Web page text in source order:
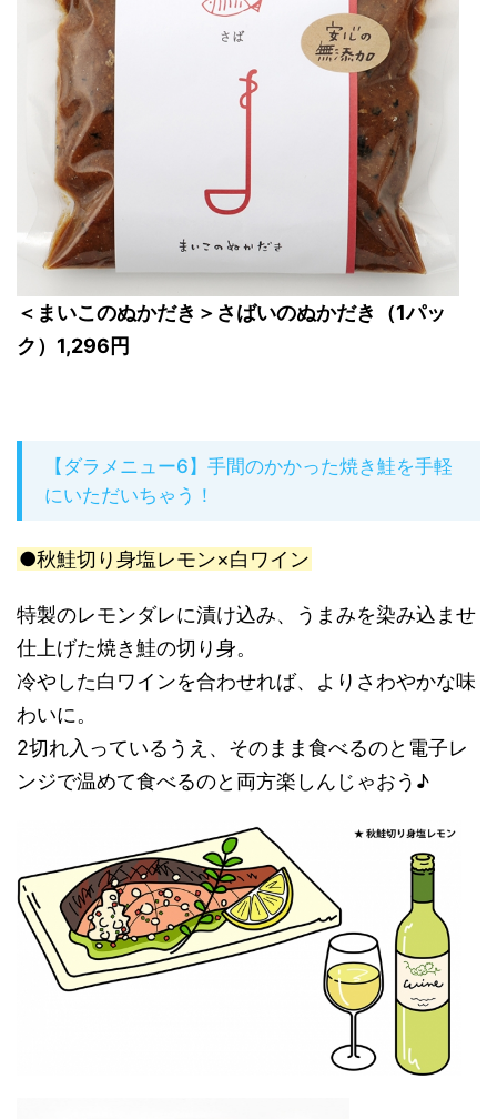
＜まいこのぬかだき＞さばいのぬかだき（1パッ
ク）1,296円
【ダラメニュー6】手間のかかった焼き鮭を手軽
にいただいちゃう！
●秋鮭切り身塩レモン×白ワイン
特製のレモンダレに漬け込み、うまみを染み込ませ
仕上げた焼き鮭の切り身。
冷やした白ワインを合わせれば、よりさわやかな味
わいに。
2切れ入っているうえ、そのまま食べるのと電子レ
ンジで温めて食べるのと両方楽しんじゃおう♪